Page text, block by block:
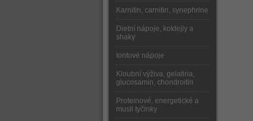
Karnitin, carnitin, synephrine
Dietní nápoje, koktejly a
shaky
Iontové nápoje
Kloubní výživa, gelatina,
glucosamin, chondroitin
Proteinové, energetické a
musli tyčinky